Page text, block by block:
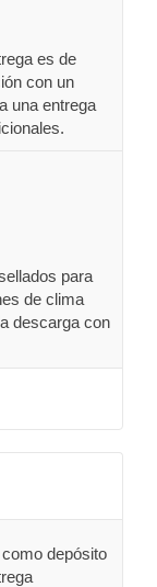
es de
con un
una entrega
para
de clima
descarga con
depósito